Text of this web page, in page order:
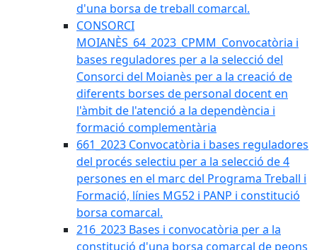
d'una borsa de treball comarcal.
CONSORCI
MOIANÈS_64_2023_CPMM_Convocatòria i
bases reguladores per a la selecció del
Consorci del Moianès per a la creació de
diferents borses de personal docent en
l'àmbit de l'atenció a la dependència i
formació complementària
661_2023 Convocatòria i bases reguladores
del procés selectiu per a la selecció de 4
persones en el marc del Programa Treball i
Formació, línies MG52 i PANP i constitució
borsa comarcal.
216_2023 Bases i convocatòria per a la
constitució d'una borsa comarcal de peons